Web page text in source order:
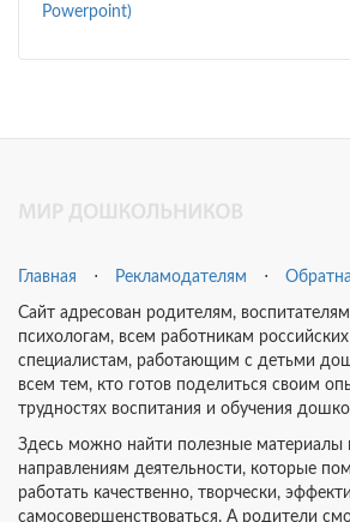
Powerpoint)
Главная ⋅ Рекламодателям ⋅
Сайт адресован родителям,
психологам, всем работникам
специалистам, работающим с детьми
всем тем, кто готов поделиться своим
трудностях воспитания и обучения
Здесь можно найти полезные материалы
направлениям деятельности, которые
работать качественно, творчески,
самосовершенствоваться. А родители